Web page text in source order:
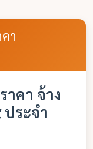
า
คา จ้าง
ประจำ